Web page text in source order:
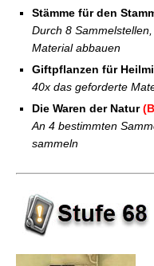
Stämme für den
Durch 8
Material abbauen
Giftpflanzen für
40x das geforderte
Die Waren der Natur
An 4 bestimmten
sammeln